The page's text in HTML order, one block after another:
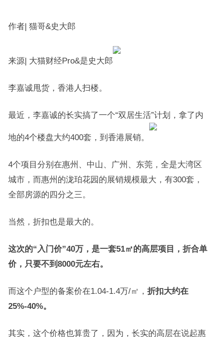
作者| 猫哥&史大郎
来源| 大猫财经Pro&是史大郎
李嘉诚甩货，香港人扫楼。
最近，李嘉诚的长实搞了一个“双居生活”计划，拿了内
地的4个楼盘大约400套，到香港展销。
4个项目分别在惠州、中山、广州、东莞，全是大湾区
城市，而惠州的泷珀花园的展销规模最大，有300套，
全部房源的四分之三。
当然，折扣也是最大的。
这次的“入门价”40万，是一套51㎡的高层项目，折合单
价，只要不到8000元左右。
而这个户型的备案价在1.04-1.4万/㎡， 折扣大约在
25%-40%。
其实，这个价格也算贵了，因为，长实的高层在说起惠